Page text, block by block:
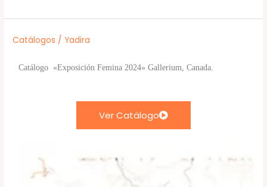
Catálogos / Yadira
Catálogo «Exposición Femina 2024» Gallerium, Canada.
Ver Catälogo